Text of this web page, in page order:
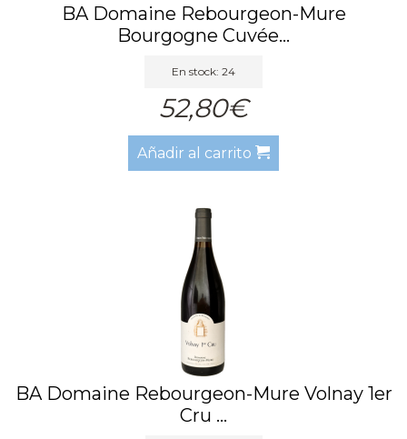
BA Domaine Rebourgeon-Mure
Bourgogne Cuvée...
En stock: 24
52,80€
Añadir al carrito
BA Domaine Rebourgeon-Mure Volnay 1er
Cru ...